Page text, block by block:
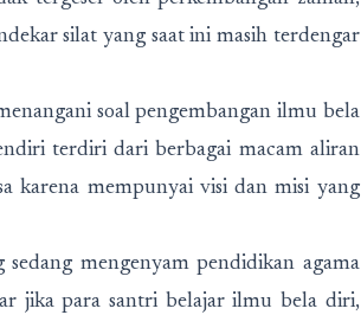
silat yang saat ini masih terdengar
soal pengembangan ilmu bela
terdiri dari berbagai macam aliran
karena mempunyai visi dan misi yang
mengenyam pendidikan agama
jika para santri belajar ilmu bela diri,